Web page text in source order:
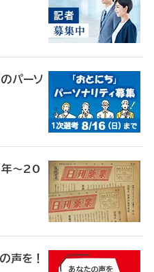
パーソ
～20
声を！